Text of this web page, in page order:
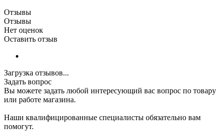
Отзывы
Отзывы
Нет оценок
Оставить отзыв
Загрузка отзывов...
Задать вопрос
Вы можете задать любой интересующий вас вопрос по товару
или работе магазина.
Наши квалифицированные специалисты обязательно вам
помогут.